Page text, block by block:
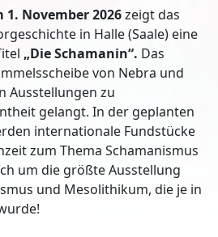
1. November 2026zeigt das
in Halle (Saale) eine
„Die Schamanin“. Das
von Nebra und
Ausstellungen zu
gelangt. In der geplanten
internationale Fundstücke
zum Thema Schamanismus
um die größte Ausstellung
und Mesolithikum, die je in